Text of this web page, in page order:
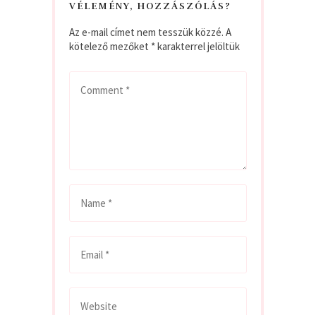
VÉLEMÉNY, HOZZÁSZÓLÁS?
Az e-mail címet nem tesszük közzé. A
kötelező mezőket *karakterrel jelöltük